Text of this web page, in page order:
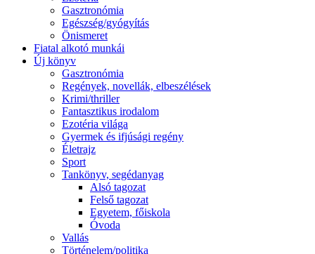
Gasztronómia
Egészség/gyógyítás
Önismeret
Fiatal alkotó munkái
Új könyv
Gasztronómia
Regények, novellák, elbeszélések
Krimi/thriller
Fantasztikus irodalom
Ezotéria világa
Gyermek és ifjúsági regény
Életrajz
Sport
Tankönyv, segédanyag
Alsó tagozat
Felső tagozat
Egyetem, főiskola
Óvoda
Vallás
Történelem/politika